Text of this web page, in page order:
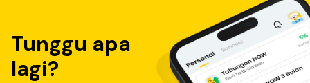
Tunggu apa
lagi?